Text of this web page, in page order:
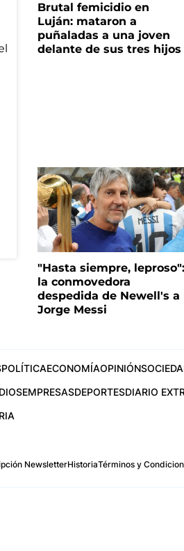
Brutal femicidio en
Luján: mataron a
puñaladas a una joven
delante de sus tres hijos
"Hasta siempre, leproso":
la conmovedora
despedida de Newell's a
Jorge Messi
POLÍTICAECONOMÍAOPINIÓN
EMPRESASDEPORTESDIARIO
NewsletterHistoriaTérminos y